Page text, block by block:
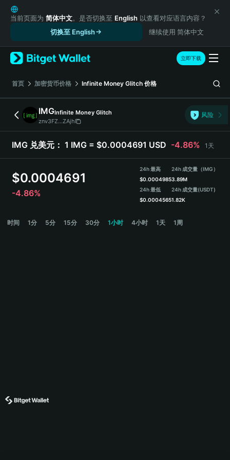
English
日本語
Русский
Español (Latinoamérica)
Türkçe
Italiano
简体中文
繁體中文
Português (Portugal)
हिन्दी
Español (Argentina)
当前页面为 简体中文。是否切换至 English 以查看对应语言内容？
切换至 English
继续使用 简体中文
立即下载
首页 加密货币价格 Infinite Money Glitch 价格
IMGInfinite Money Glitch
znv3FZ...ZAjh
风险
IMG 兑美元： 1 IMG = $0.0004691 USD -4.86% 1天
$0.0004691
-4.86%
24h 最高
$0.0004985
24h 最低
$0.0004565
24h 成交量（IMG）
3.89M
24h 成交量(USDT)
1.82K
时间 1分 5分 15分 30分 1小时 4小时 1天 1周